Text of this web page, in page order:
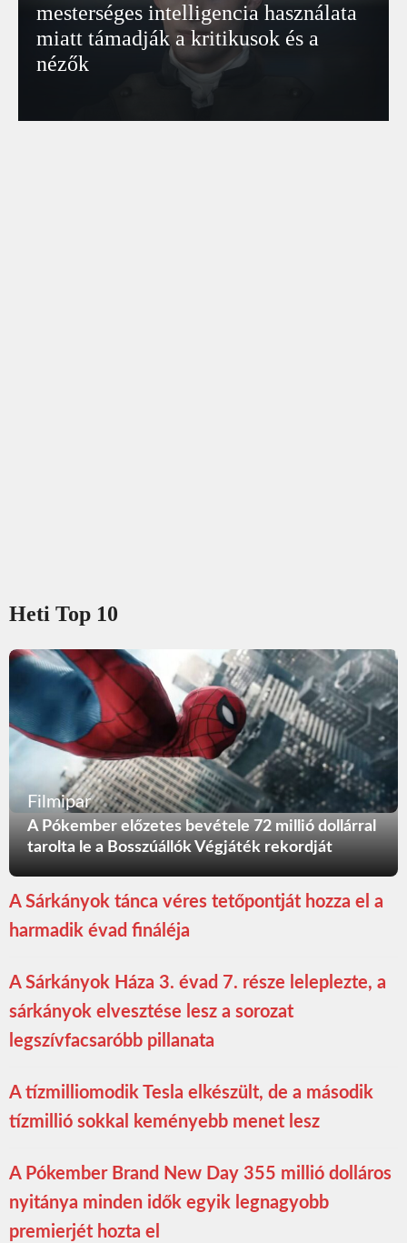
mesterséges intelligencia használata
miatt támadják a kritikusok és a
nézők
Heti Top 10
Filmipar
A Pókember előzetes bevétele 72 millió dollárral
tarolta le a Bosszúállók Végjáték rekordját
A Sárkányok tánca véres tetőpontját hozza el a
harmadik évad fináléja
A Sárkányok Háza 3. évad 7. része leleplezte, a
sárkányok elvesztése lesz a sorozat
legszívfacsaróbb pillanata
A tízmilliomodik Tesla elkészült, de a második
tízmillió sokkal keményebb menet lesz
A Pókember Brand New Day 355 millió dolláros
nyitánya minden idők egyik legnagyobb
premierjét hozta el